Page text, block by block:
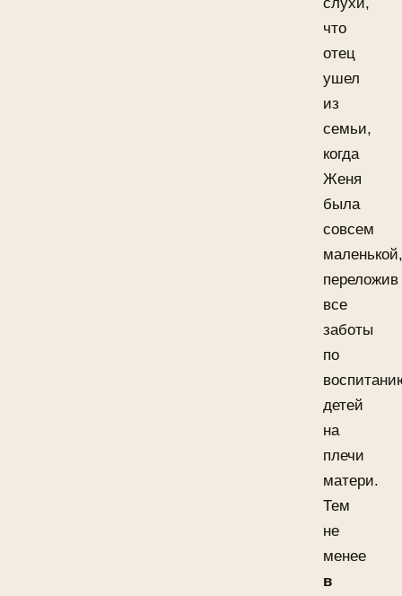
что
отец
ушел
из
семьи,
когда
Женя
была
совсем
маленькой,
переложив
все
заботы
по
детей
на
плечи
матери.
Тем
не
менее
в